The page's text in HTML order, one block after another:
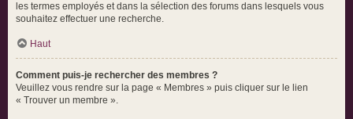
les termes employés et dans la sélection des forums dans lesquels vous
souhaitez effectuer une recherche.
Haut
Comment puis-je rechercher des membres ?
Veuillez vous rendre sur la page « Membres » puis cliquer sur le lien
« Trouver un membre ».